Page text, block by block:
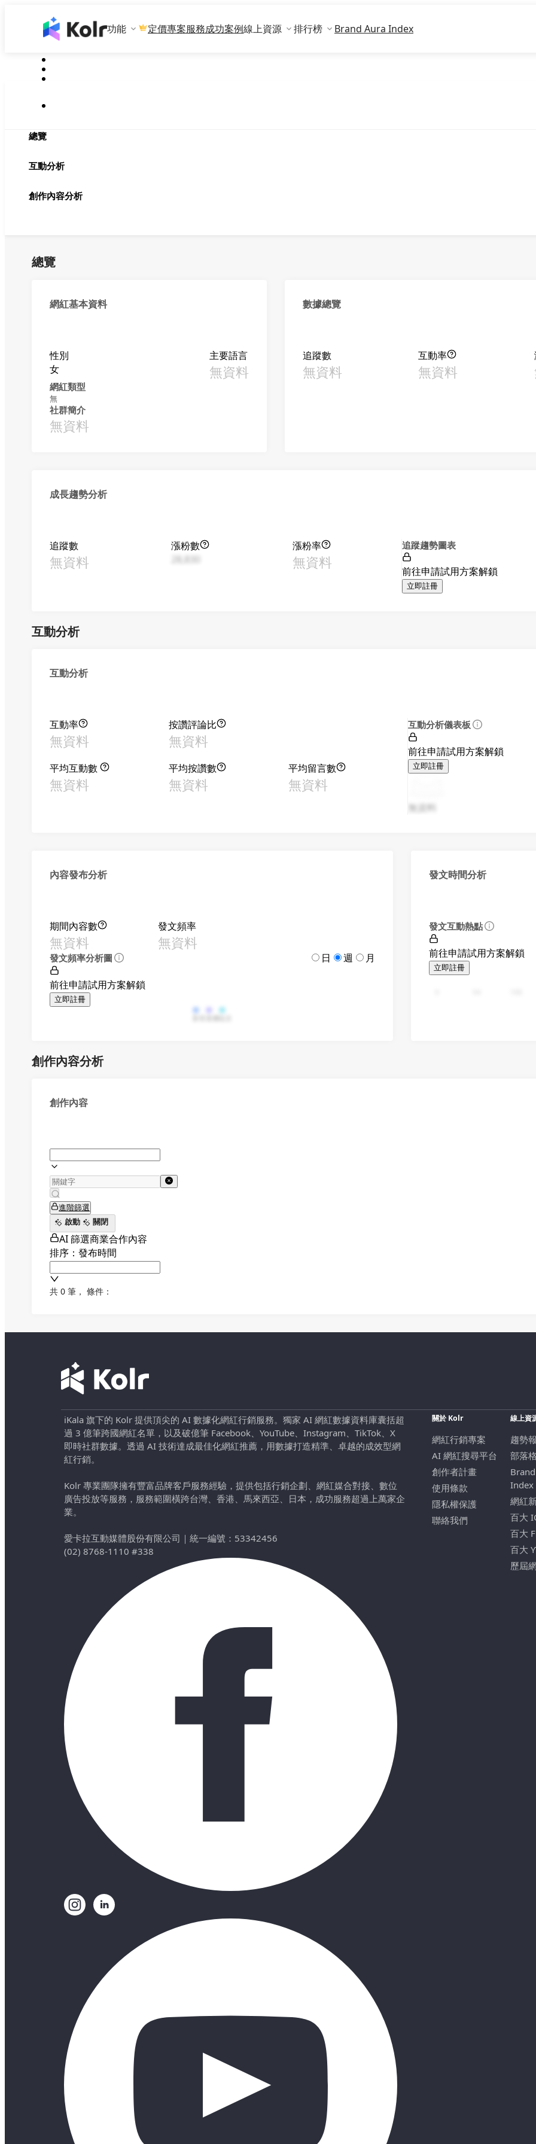
功能 定價專案服務成功案例線上資源 排行榜 Brand Aura Index
總覽
互動分析
創作內容分析
總覽
網紅基本資料
性別
女
主要語言
無資料
網紅類型
無
社群簡介
無資料
數據總覽
追蹤數
無資料
互動率
無資料
成長趨勢分析
追蹤數
無資料
漲粉數
漲粉率
無資料
追蹤趨勢圖表
前往申請試用方案解鎖
立即註冊
互動分析
互動分析
互動率
無資料
按讚評論比
無資料
平均互動數
無資料
平均按讚數
無資料
平均留言數
無資料
互動分析儀表板
前往申請試用方案解鎖
立即註冊
無資料
內容發布分析
期間內容數
無資料
發文頻率
無資料
發文頻率分析圖 日 週 月
前往申請試用方案解鎖
立即註冊
發文時間分析
發文互動熱點
前往申請試用方案解鎖
立即註冊
創作內容分析
創作內容
進階篩選
啟動
關閉
AI 篩選商業合作內容
排序：發布時間
共 0 筆 ， 條件：
iKala 旗下的 Kolr 提供頂尖的 AI 數據化網紅行銷服務。獨家 AI 網紅數據資料庫囊括超
過 3 億筆跨國網紅名單，以及破億筆 Facebook、YouTube、Instagram、TikTok、X
即時社群數據。透過 AI 技術達成最佳化網紅推薦，用數據打造精準、卓越的成效型網
紅行銷。
Kolr 專業團隊擁有豐富品牌客戶服務經驗，提供包括行銷企劃、網紅媒合對接、數位
廣告投放等服務，服務範圍橫跨台灣、香港、馬來西亞、日本，成功服務超過上萬家企
業。
愛卡拉互動媒體股份有限公司 ｜ 統一編號：53342456
(02) 8768-1110 #338
關於 Kolr
網紅行銷專案
AI 網紅搜尋平台
創作者計畫
使用條款
隱私權保護
聯絡我們
線上資
趨勢
部落格
Index
網紅
百大
百大
百大
歷屆